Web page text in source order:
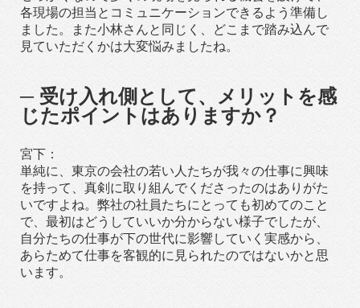
各現場の担当とコミュニケーションできるよう準備し
ました。また小林さんと同じく、どこまで踏み込んで
見ていただくかは大変悩みましたね。
─ 受け入れ側として、メリットを感
じたポイントはありますか？
宮下：
単純に、東京の会社の若い人たちが我々の仕事に興味
を持って、真剣に取り組んでくださったのはありがた
いですよね。弊社の社員たちにとっても初めてのこと
で、最初はどうしていいか分からない様子でしたが、
自分たちの仕事が下の世代に影響していく実感から、
あらためて仕事を客観的に見られたのではないかと思
います。